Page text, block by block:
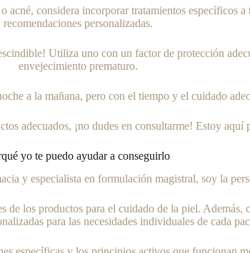
acné, considera incorporar tratamientos
recomendaciones personalizadas.
Utiliza uno con un factor de protección
envejecimiento prematuro.
a la mañana, pero con el tiempo y el cuidado
adecuados, ¡no dudes en consultarme! Estoy
yo te puedo ayudar a conseguirlo
y especialista en formulación magistral, soy la
los productos para el cuidado de la piel.
para las necesidades individuales de cada